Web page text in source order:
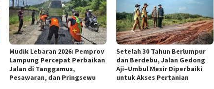
Mudik Lebaran 2026: Pemprov
Lampung Percepat Perbaikan
Jalan di Tanggamus,
Pesawaran, dan Pringsewu
Setelah 30 Tahun Berlumpur
dan Berdebu, Jalan Gedong
Aji–Umbul Mesir Diperbaiki
untuk Akses Pertanian